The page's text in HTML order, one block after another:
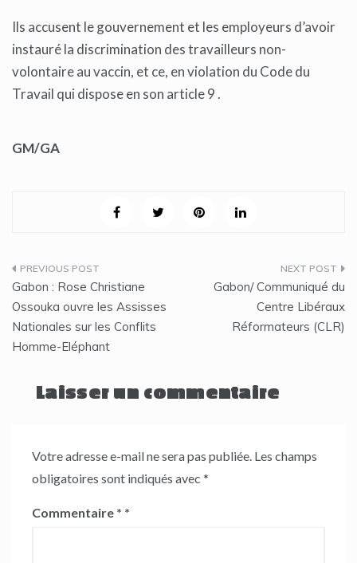
Ils accusent le gouvernement et les employeurs d’avoir
instauré la discrimination des travailleurs non-
volontaire au vaccin, et ce, en violation du Code du
Travail qui dispose en son article 9 .
GM/GA
Navigation
de
l’article
Gabon : Rose Christiane
Ossouka ouvre les Assisses
Nationales sur les Conflits
Homme-Eléphant
Gabon/ Communiqué du
Centre Libéraux
Réformateurs (CLR)
Laisser un commentaire
Votre adresse e-mail ne sera pas publiée. Les champs
obligatoires sont indiqués avec *
Commentaire *